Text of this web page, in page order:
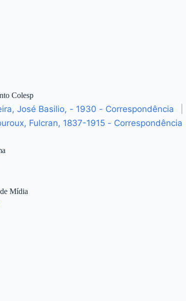
Colesp
José Basilio, - 1930 - Correspondência
Fulcran, 1837-1915 - Correspondência
Mídia